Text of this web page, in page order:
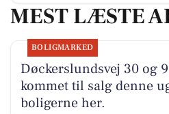
MEST LÆSTE
BOLIGMARKED
Døckerslundsvej 30 og
kommet til salg denne
boligerne her.